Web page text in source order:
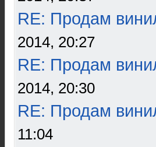
RE: Продам
2014, 20:27
RE: Продам
2014, 20:30
RE: Продам
11:04